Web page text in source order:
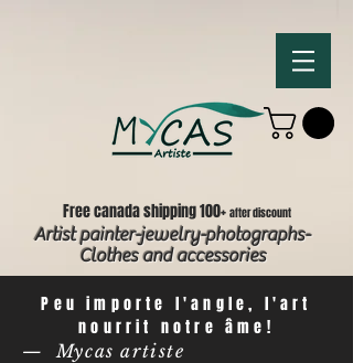
Free canada shipping 100+ after discount
Artist painter-jewelry-photographs-
Clothes and accessories
Peu importe l'angle, l'art
nourrit notre âme!
— Mycas artiste